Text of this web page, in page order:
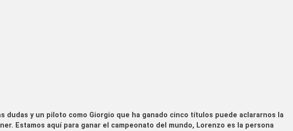
dudas y un piloto como Giorgio que ha ganado cinco títulos puede aclararnos la
Estamos aquí para ganar el campeonato del mundo, Lorenzo es la persona